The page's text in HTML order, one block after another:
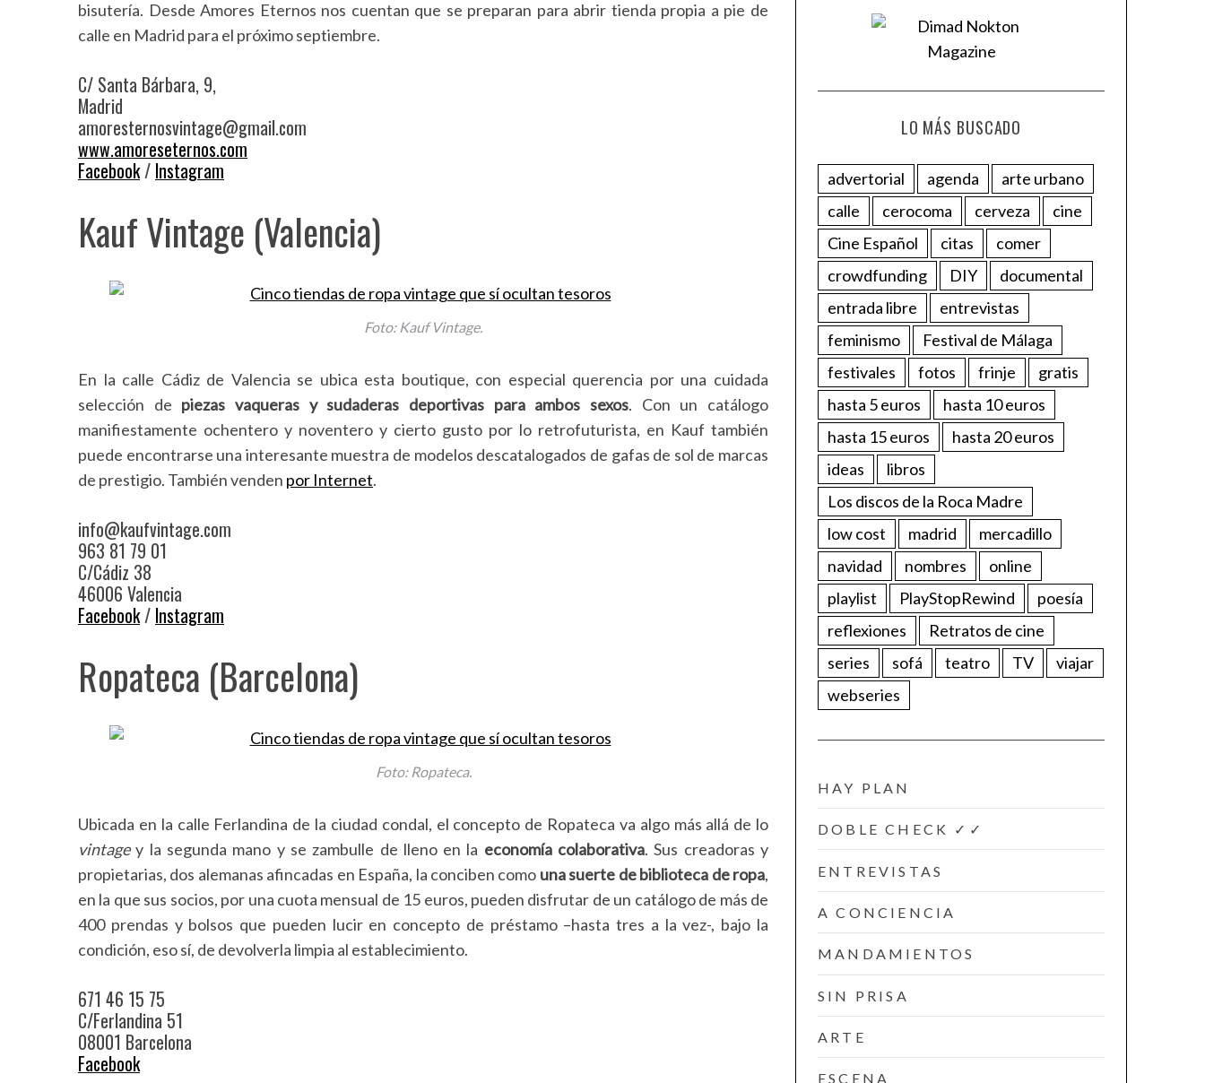
bisutería. Desde Amores Eternos nos cuentan que se preparan para abrir tienda propia a pie de
calle en Madrid para el próximo septiembre.
C/ Santa Bárbara, 9,
Madrid
amoresternosvintage@gmail.com
www.amoreseternos.com
Facebook/ Instagram
Kauf Vintage (Valencia)
Foto: Kauf Vintage.
En la calle Cádiz de Valencia se ubica esta boutique, con especial querencia por una cuidada
selección de piezas vaqueras y sudaderas deportivas para ambos sexos. Con un catálogo
manifiestamente ochentero y noventero y cierto gusto por lo retrofuturista, en Kauf también
puede encontrarse una interesante muestra de modelos descatalogados de gafas de sol de marcas
de prestigio. También venden por Internet.
info@kaufvintage.com
963 81 79 01
C/Cádiz 38
46006 Valencia
Facebook/ Instagram
Ropateca (Barcelona)
Foto: Ropateca.
Ubicada en la calle Ferlandina de la ciudad condal, el concepto de Ropateca va algo más allá de lo
vintagey la segunda mano y se zambulle de lleno en la economía colaborativa. Sus creadoras y
propietarias, dos alemanas afincadas en España, la conciben como una suerte de biblioteca de ropa,
en la que sus socios, por una cuota mensual de 15 euros, pueden disfrutar de un catálogo de más de
400 prendas y bolsos que pueden lucir en concepto de préstamo –hasta tres a la vez-, bajo la
condición, eso sí, de devolverla limpia al establecimiento.
671 46 15 75
C/Ferlandina 51
08001 Barcelona
Facebook
LO MÁS BUSCADO
advertorial agenda
arte urbano
calle
cerocoma cerveza
cine
Cine Español
citas
comer
crowdfunding
DIY
documental
entrada libre
entrevistas
feminismo
Festival de Málaga
festivales
fotos frinje
gratis
hasta 5 euros
hasta 10 euros
hasta 15 euros
hasta 20 euros
ideas
libros
Los discos de la Roca Madre
low cost
madrid
mercadillo
navidad
nombres
online
playlist
PlayStopRewind
poesía
reflexiones
Retratos de cine
series
sofá teatro TV
viajar
webseries
HAY PLAN
DOBLE CHECK ✓✓
ENTREVISTAS
A CONCIENCIA
MANDAMIENTOS
SIN PRISA
ARTE
ESCENA